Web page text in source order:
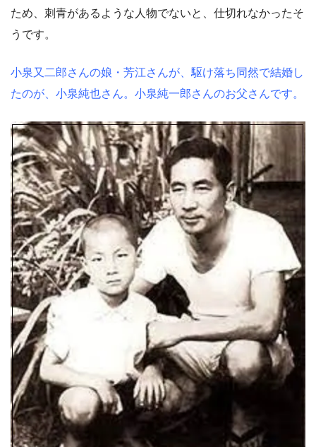
ため、刺青があるような人物でないと、仕切れなかったそ
うです。
小泉又二郎さんの娘・芳江さんが、駆け落ち同然で結婚し
たのが、小泉純也さん。小泉純一郎さんのお父さんです。